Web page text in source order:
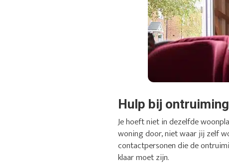
Hulp bij
Je hoeft niet in dezelfde
woning door, niet waar jij zelf
contactpersonen die de
klaar moet zijn.